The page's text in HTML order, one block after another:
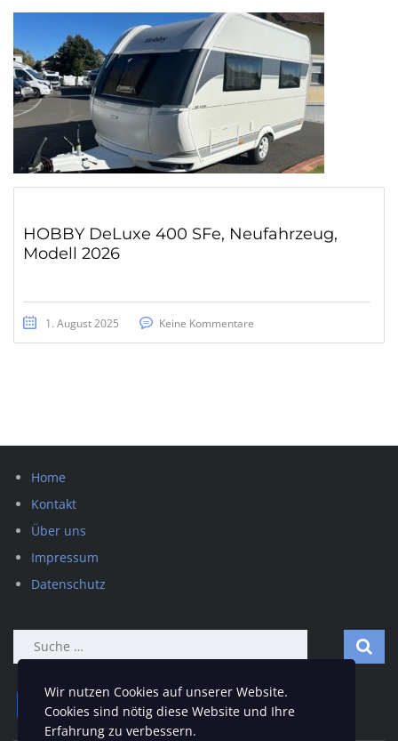
HOBBY DeLuxe 400 SFe, Neufahrzeug,
Modell 2026
1. August 2025 Keine Kommentare
Home
Kontakt
Über uns
Impressum
Datenschutz
Suche
nach:
Facebook
Twitter
EmailTeilen
Wir nutzen Cookies auf unserer Website.
Cookies sind nötig diese Website und Ihre
Erfahrung zu verbessern.